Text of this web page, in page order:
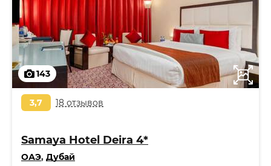
143
3,7 18 отзывов
Samaya Hotel Deira 4*
ОАЭ, Дубай